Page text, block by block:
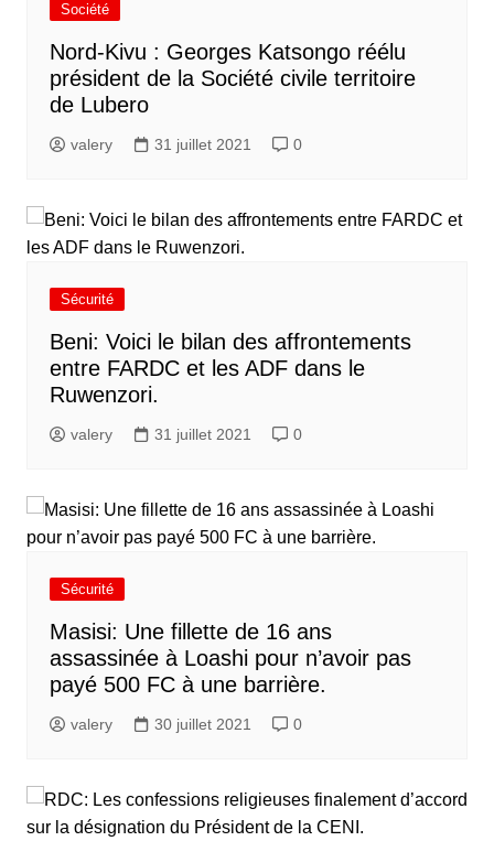
Société
Nord-Kivu : Georges Katsongo réélu
président de la Société civile territoire
de Lubero
valery 31 juillet 2021 0
Sécurité
Beni: Voici le bilan des affrontements
entre FARDC et les ADF dans le
Ruwenzori.
valery 31 juillet 2021 0
Sécurité
Masisi: Une fillette de 16 ans
assassinée à Loashi pour n’avoir pas
payé 500 FC à une barrière.
valery 30 juillet 2021 0